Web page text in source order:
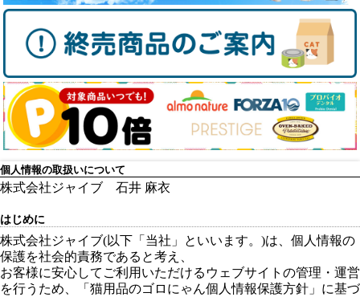
個人情報の取扱いについて
株式会社ジャイブ 石井 麻衣
はじめに
株式会社ジャイブ(以下「当社」といいます。)は、個人情報の
保護を社会的責務であると考え、
お客様に安心してご利用いただけるウェブサイトの管理・運営
を行うため、「猫用品のゴロにゃん個人情報保護方針」に基づ